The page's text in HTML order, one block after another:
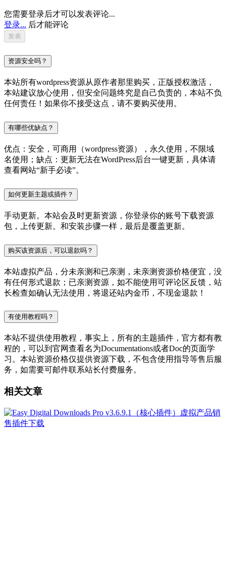
您需要登录后才可以发表评论...
登录... 后才能评论
资源安全吗？
本站所有wordpress资源从原作者那里购买，正版授权激活，
本站建议放心使用，但安全问题终究是自己负责的，本站不负
任何责任！如果你不接受这点，请不要购买使用。
有哪些优缺点？
优点：安全，可商用（wordpress资源），永久使用，不限域
名使用；缺点：更新无法在WordPress后台一键更新，具体请
查看网站“新手必读”。
如何更新主题或插件？
手动更新。本站会及时更新资源，你登录你的账号下载资源
包，上传更新。和安装步骤一样，最后是覆盖更新。
购买该资源后，可以退款吗？
本站虚拟产品，分未亲测和已亲测，未亲测资源价格便宜，没
有任何形式退款；已亲测资源，如不能使用可评论区反馈，站
长检查如确认无法使用，将退还站内金币，不现金退款！
有使用教程吗？
本站不提供使用教程，事实上，所有的主题插件，官方都有教
程的，可以到官网查看名为Documentations或者Doc的页面学
习。本站资源价格仅提供资源下载，不包含使用指导等售后服
务，如需要可邮件联系站长付费服务。
相关文章